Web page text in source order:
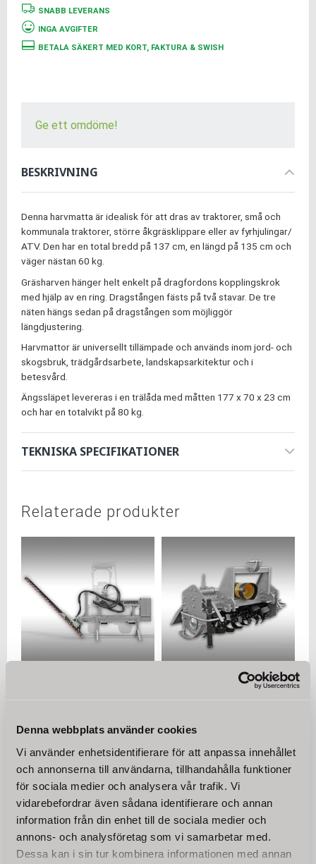
Denna webbplats använder cookies
Vi använder enhetsidentifierare för att anpassa innehållet
och annonserna till användarna, tillhandahålla funktioner
för sociala medier och analysera vår trafik. Vi
vidarebefordrar även sådana identifierare och annan
information från din enhet till de sociala medier och
annons- och analysföretag som vi samarbetar med.
Dessa kan i sin tur kombinera informationen med annan
SNABB LEVERANS
INGA AVGIFTER
BETALA SÄKERT MED KORT, FAKTURA & SWISH
Ge ett omdöme!
BESKRIVNING
Denna harvmatta är idealisk för att dras av traktorer, små och
kommunala traktorer, större åkgräsklippare eller av fyrhjulingar/
ATV. Den har en total bredd på 137 cm, en längd på 135 cm och
väger nästan 60 kg.
Gräsharven hänger helt enkelt på dragfordons kopplingskrok
med hjälp av en ring. Dragstången fästs på två stavar. De tre
näten hängs sedan på dragstången som möjliggör
längdjustering.
Harvmattor är universellt tillämpade och används inom jord- och
skogsbruk, trädgårdsarbete, landskapsarkitektur och i
betesvård.
Ängssläpet levereras i en trälåda med måtten 177 x 70 x 23 cm
och har en totalvikt på 80 kg.
TEKNISKA SPECIFIKATIONER
Relaterade produkter
Vår traktorhäckklipp THS-180
underhåll av häckar och
kommunala och
jordbrukssektorn.
31 000
KÖP
Traktor jordfräs
Vår erfarenhet av utveckling
kännetecknas av sin extremt
robusta design och tydligt
sticker ut från konkurrenterna.
25 750
KÖP